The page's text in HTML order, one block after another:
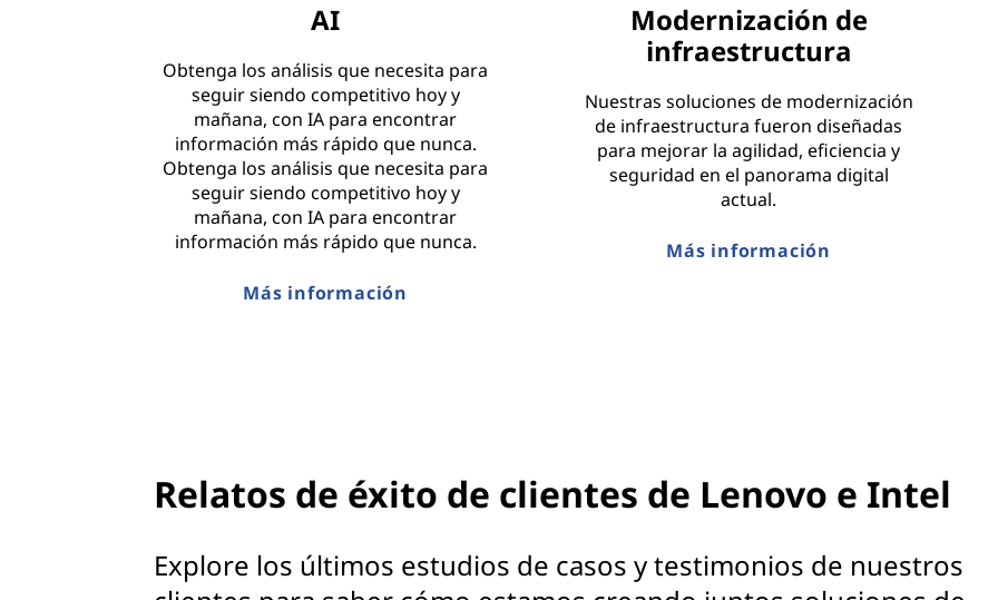
AI
Obtenga los análisis que necesita para
seguir siendo competitivo hoy y
mañana, con IA para encontrar
información más rápido que nunca.
Obtenga los análisis que necesita para
seguir siendo competitivo hoy y
mañana, con IA para encontrar
información más rápido que nunca.
Más información
Modernización de
infraestructura
Nuestras soluciones de modernización
de infraestructura fueron diseñadas
para mejorar la agilidad, eficiencia y
seguridad en el panorama digital
actual.
Más información
Relatos de éxito de clientes de Lenovo e Intel
Explore los últimos estudios de casos y testimonios de nuestros